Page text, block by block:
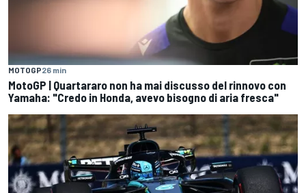
MOTOGP26 min
MotoGP | Quartararo non ha mai discusso del rinnovo con
Yamaha: "Credo in Honda, avevo bisogno di aria fresca"